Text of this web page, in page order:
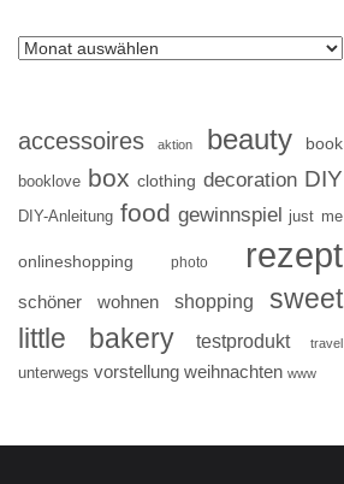
accessoires aktion beauty book
booklove box clothing decoration DIY
DIY-Anleitung food gewinnspiel just me
onlineshopping photo rezept
schöner wohnen shopping
sweet
little bakery
testprodukt travel
unterwegs vorstellung weihnachten www